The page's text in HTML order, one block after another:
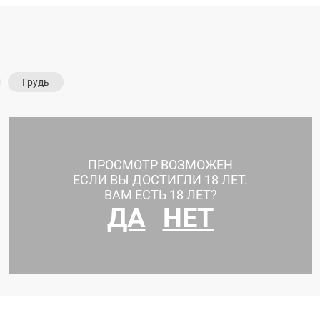
Грудь
ПРОСМОТР ВОЗМОЖЕН
ЕСЛИ ВЫ ДОСТИГЛИ 18 ЛЕТ.
ВАМ ЕСТЬ 18 ЛЕТ?
ДА НЕТ